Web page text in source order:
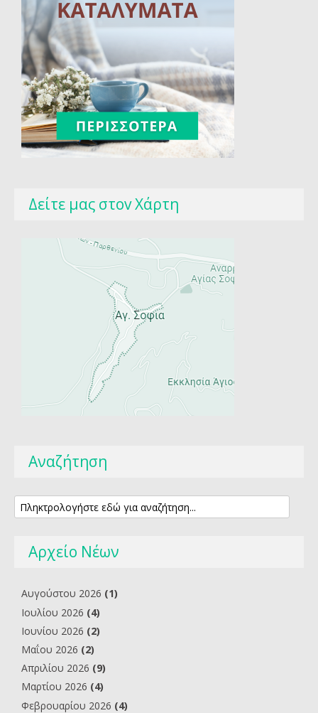
Δείτε μας στοv Χάρτη
Αναζήτηση
Αρχείο Νέων
Αυγούστου 2026 (1)
Ιουλίου 2026 (4)
Ιουνίου 2026 (2)
Μαΐου 2026 (2)
Απριλίου 2026 (9)
Μαρτίου 2026 (4)
Φεβρουαρίου 2026 (4)